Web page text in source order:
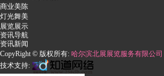
商业美陈
灯光舞美
展览展示
资讯导航
资讯新闻
CopyRight © 版权所有: 哈尔滨北展展览服务有限公司
技术支持: